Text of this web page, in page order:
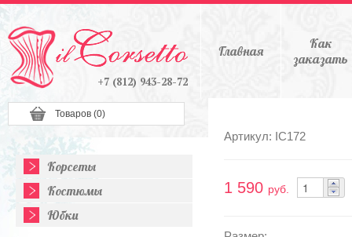
Товаров (0)
+7 (812) 943-28-72
Главная
Как
заказать
Корсеты
Костюмы
Юбки
Артикул: IC172
1 590 руб.